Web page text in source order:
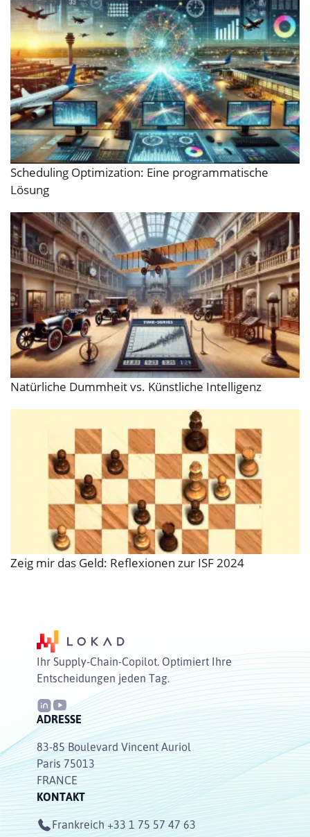
Scheduling Optimization: Eine programmatische
Lösung
Natürliche Dummheit vs. Künstliche Intelligenz
Zeig mir das Geld: Reflexionen zur ISF 2024
Ihr Supply-Chain-Copilot. Optimiert Ihre
Entscheidungen jeden Tag.
ADRESSE
83-85 Boulevard Vincent Auriol
Paris 75013
FRANCE
KONTAKT
Frankreich +33 1 75 57 47 63